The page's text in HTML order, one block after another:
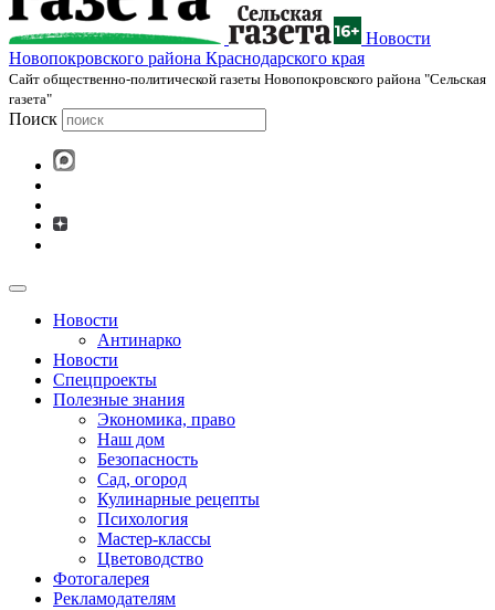
Новости
Новопокровского района Краснодарского края
Cайт общественно-политической газеты Новопокровского района "Сельская
газета"
Поиск
Новости
Антинарко
Новости
Спецпроекты
Полезные знания
Экономика, право
Наш дом
Безопасность
Сад, огород
Кулинарные рецепты
Психология
Мастер-классы
Цветоводство
Фотогалерея
Рекламодателям